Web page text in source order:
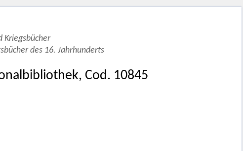
Kriegsbücher
des 16. Jahrhunderts
Cod. 10845